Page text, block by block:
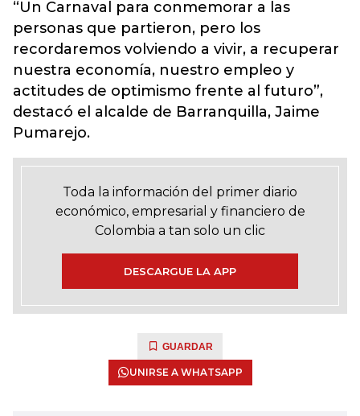
“Un Carnaval para conmemorar a las
personas que partieron, pero los
recordaremos volviendo a vivir, a recuperar
nuestra economía, nuestro empleo y
actitudes de optimismo frente al futuro”,
destacó el alcalde de Barranquilla, Jaime
Pumarejo.
Toda la información del primer diario
económico, empresarial y financiero de
Colombia a tan solo un clic
DESCARGUE LA APP
GUARDAR
UNIRSE A WHATSAPP